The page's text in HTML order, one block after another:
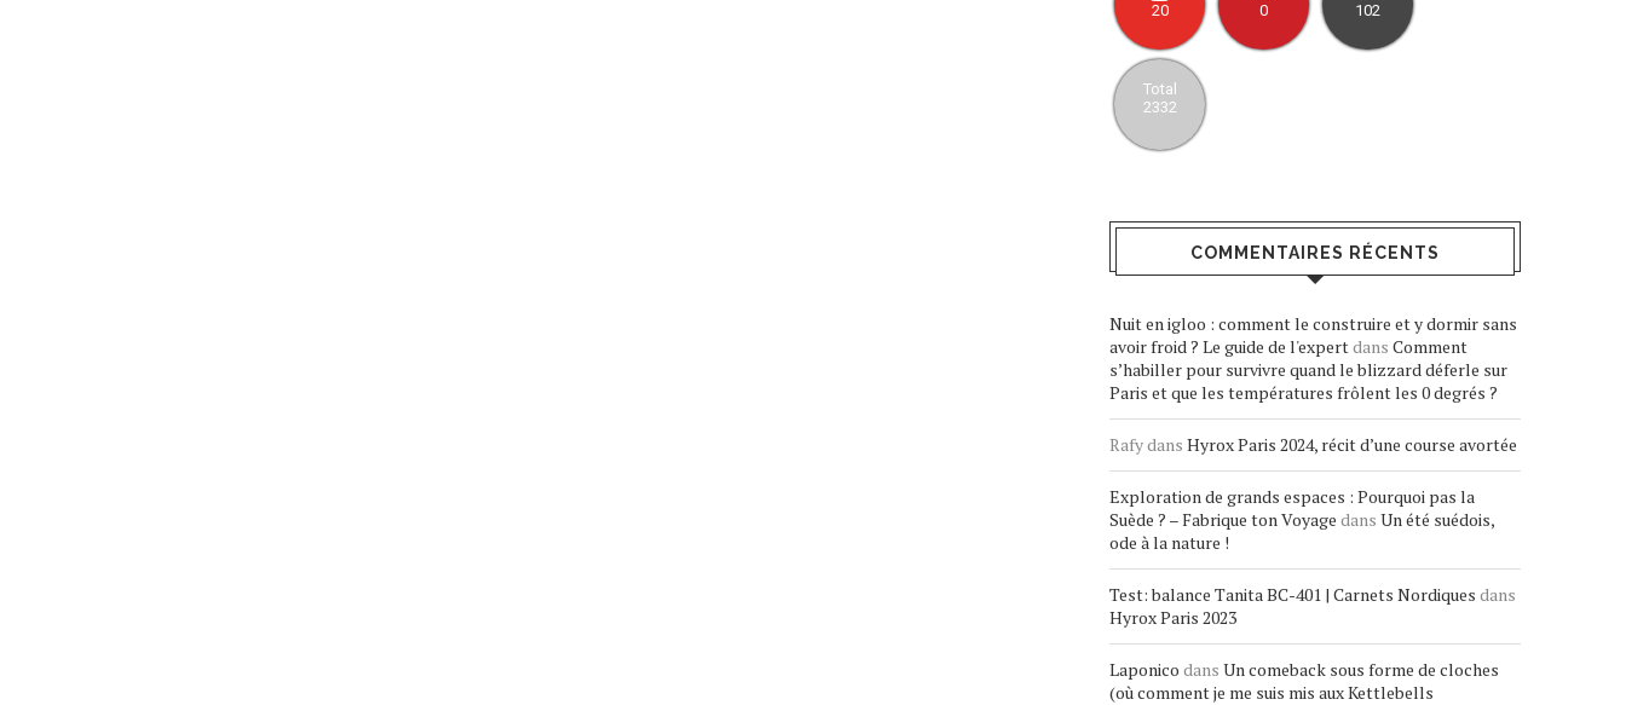
20 0 102
Total
2332
COMMENTAIRES RÉCENTS
Nuit en igloo : comment le construire et y dormir sans
avoir froid ? Le guide de l'expertdans Comment
s’habiller pour survivre quand le blizzard déferle sur
Paris et que les températures frôlent les 0 degrés ?
Rafydans Hyrox Paris 2024, récit d’une course avortée
Exploration de grands espaces : Pourquoi pas la
Suède ? – Fabrique ton Voyage dans Un été suédois,
ode à la nature !
Test: balance Tanita BC-401 | Carnets Nordiques dans
Hyrox Paris 2023
Laponico dans Un comeback sous forme de cloches
(où comment je me suis mis aux Kettlebells